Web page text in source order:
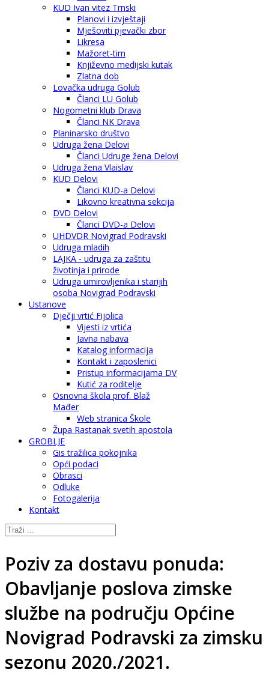
KUD Ivan vitez Trnski
Planovi i izvještaji
Mješoviti pjevački zbor
Likresa
Mažoret-tim
Književno medijski kutak
Zlatna dob
Lovačka udruga Golub
Članci LU Golub
Nogometni klub Drava
Članci NK Drava
Planinarsko društvo
Udruga žena Delovi
Članci Udruge žena Delovi
Udruga žena Vlaislav
KUD Delovi
Članci KUD-a Delovi
Likovno kreativna sekcija
DVD Delovi
Članci DVD-a Delovi
UHDVDR Novigrad Podravski
Udruga mladih
LAJKA - udruga za zaštitu
životinja i prirode
Udruga umirovljenika i starijih
osoba Novigrad Podravski
Ustanove
Dječji vrtić Fijolica
Vijesti iz vrtića
Javna nabava
Katalog informacija
Kontakt i zaposlenici
Pristup informacijama DV
Kutić za roditelje
Osnovna škola prof. Blaž
Mađer
Web stranica Škole
Župa Rastanak svetih apostola
GROBLJE
Gis tražilica pokojnika
Opći podaci
Obrasci
Odluke
Fotogalerija
Kontakt
Poziv za dostavu ponuda:
Obavljanje poslova zimske
službe na području Općine
Novigrad Podravski za zimsku
sezonu 2020./2021.